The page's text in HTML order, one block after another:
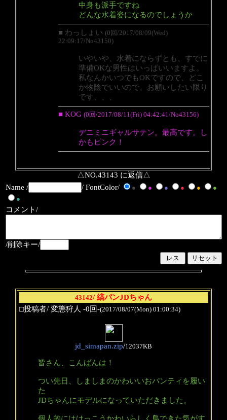
中身も派手ですね
どんな水着姿になるのでしょうか
■ わっしょい (0回/2017/08/09(Wed)
22:09:17/No43150)
いやいや、水着にならずとも、すでに
準備OKな男性はいっぱいいますよ。
私なんかいつでもOKですので、どこ
か物陰でいいので、お願いしたい限り
です、、、
■ KOG (0回/2017/08/11(Fri) 04:42:41/No43156)
デニミニギャルサテン。最高です。し
かもピンク！
△NO.43143 に返信△
Name /
/ FontColor/ ● ● ● ● ●
●
●
コメント/
/削除キー/
43142/ 縞パンJDちゃん
□投稿者/ 変態狩人 -0回-(2017/08/07(Mon) 01:00:34)
jd_simapan.zip/12037KB
皆さん、こんばんは！
つい先日、しましまのかわいいおパンティを履い
た
JDちゃんにモデルになっていただきました。
個人的にはけっこうかわいらしく鳥できた気がす